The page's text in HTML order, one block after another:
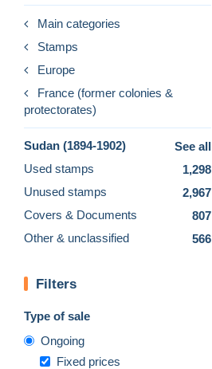
Main categories
Stamps
Europe
France (former colonies &
protectorates)
Sudan (1894-1902)
See all
Used stamps
1,298
Unused stamps
2,967
Covers & Documents
807
Other & unclassified
566
Filters
Type of sale
Ongoing
Fixed prices